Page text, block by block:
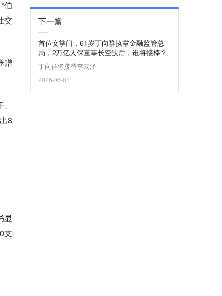
伯
交
赠
8
显
支
下一篇
首位女掌门，61岁丁向群执掌金融监管总
局，2万亿人保董事长空缺后，谁将接棒？
丁向群将接替李云泽
2026-06-01